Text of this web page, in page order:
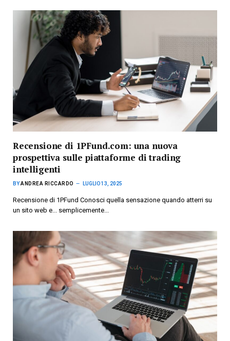
Recensione di 1PFund.com: una nuova
prospettiva sulle piattaforme di trading
intelligenti
BYANDREA RICCARDO LUGLIO 13, 2025
Recensione di 1PFund Conosci quella sensazione quando atterri su
un sito web e... semplicemente...